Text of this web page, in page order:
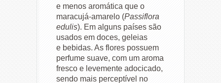
e menos aromática que o
maracujá-amarelo (Passiflora
edulis). Em alguns países são
usados em doces, geleias
e bebidas. As flores possuem
perfume suave, com um aroma
fresco e levemente adocicado,
sendo mais perceptível no